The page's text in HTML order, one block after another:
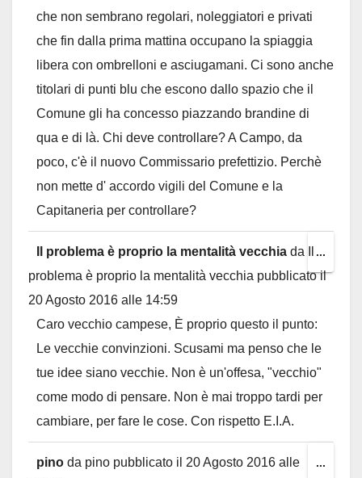
che non sembrano regolari, noleggiatori e privati
che fin dalla prima mattina occupano la spiaggia
libera con ombrelloni e asciugamani. Ci sono anche
titolari di punti blu che escono dallo spazio che il
Comune gli ha concesso piazzando brandine di
qua e di là. Chi deve controllare? A Campo, da
poco, c'è il nuovo Commissario prefettizio. Perchè
non mette d' accordo vigili del Comune e la
Capitaneria per controllare?
Il problema è proprio la mentalità vecchia da
problema è proprio la mentalità vecchia pubblicato il
20 Agosto 2016 alle 14:59
Caro vecchio campese, È proprio questo il punto:
Le vecchie convinzioni. Scusami ma penso che le
tue idee siano vecchie. Non è un'offesa, "vecchio"
come modo di pensare. Non è mai troppo tardi per
cambiare, per fare le cose. Con rispetto E.I.A.
...
this
pino da pino pubblicato il 20 Agosto 2016 alle
...